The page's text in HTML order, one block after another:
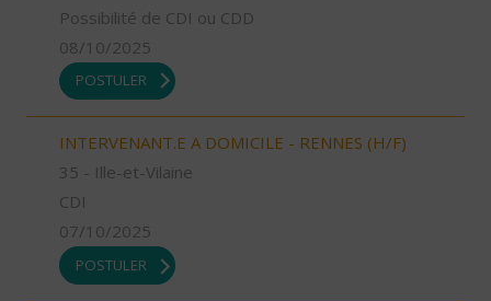
Possibilité de CDI ou CDD
08/10/2025
POSTULER
INTERVENANT.E A DOMICILE - RENNES (H/F)
35 - Ille-et-Vilaine
CDI
07/10/2025
POSTULER